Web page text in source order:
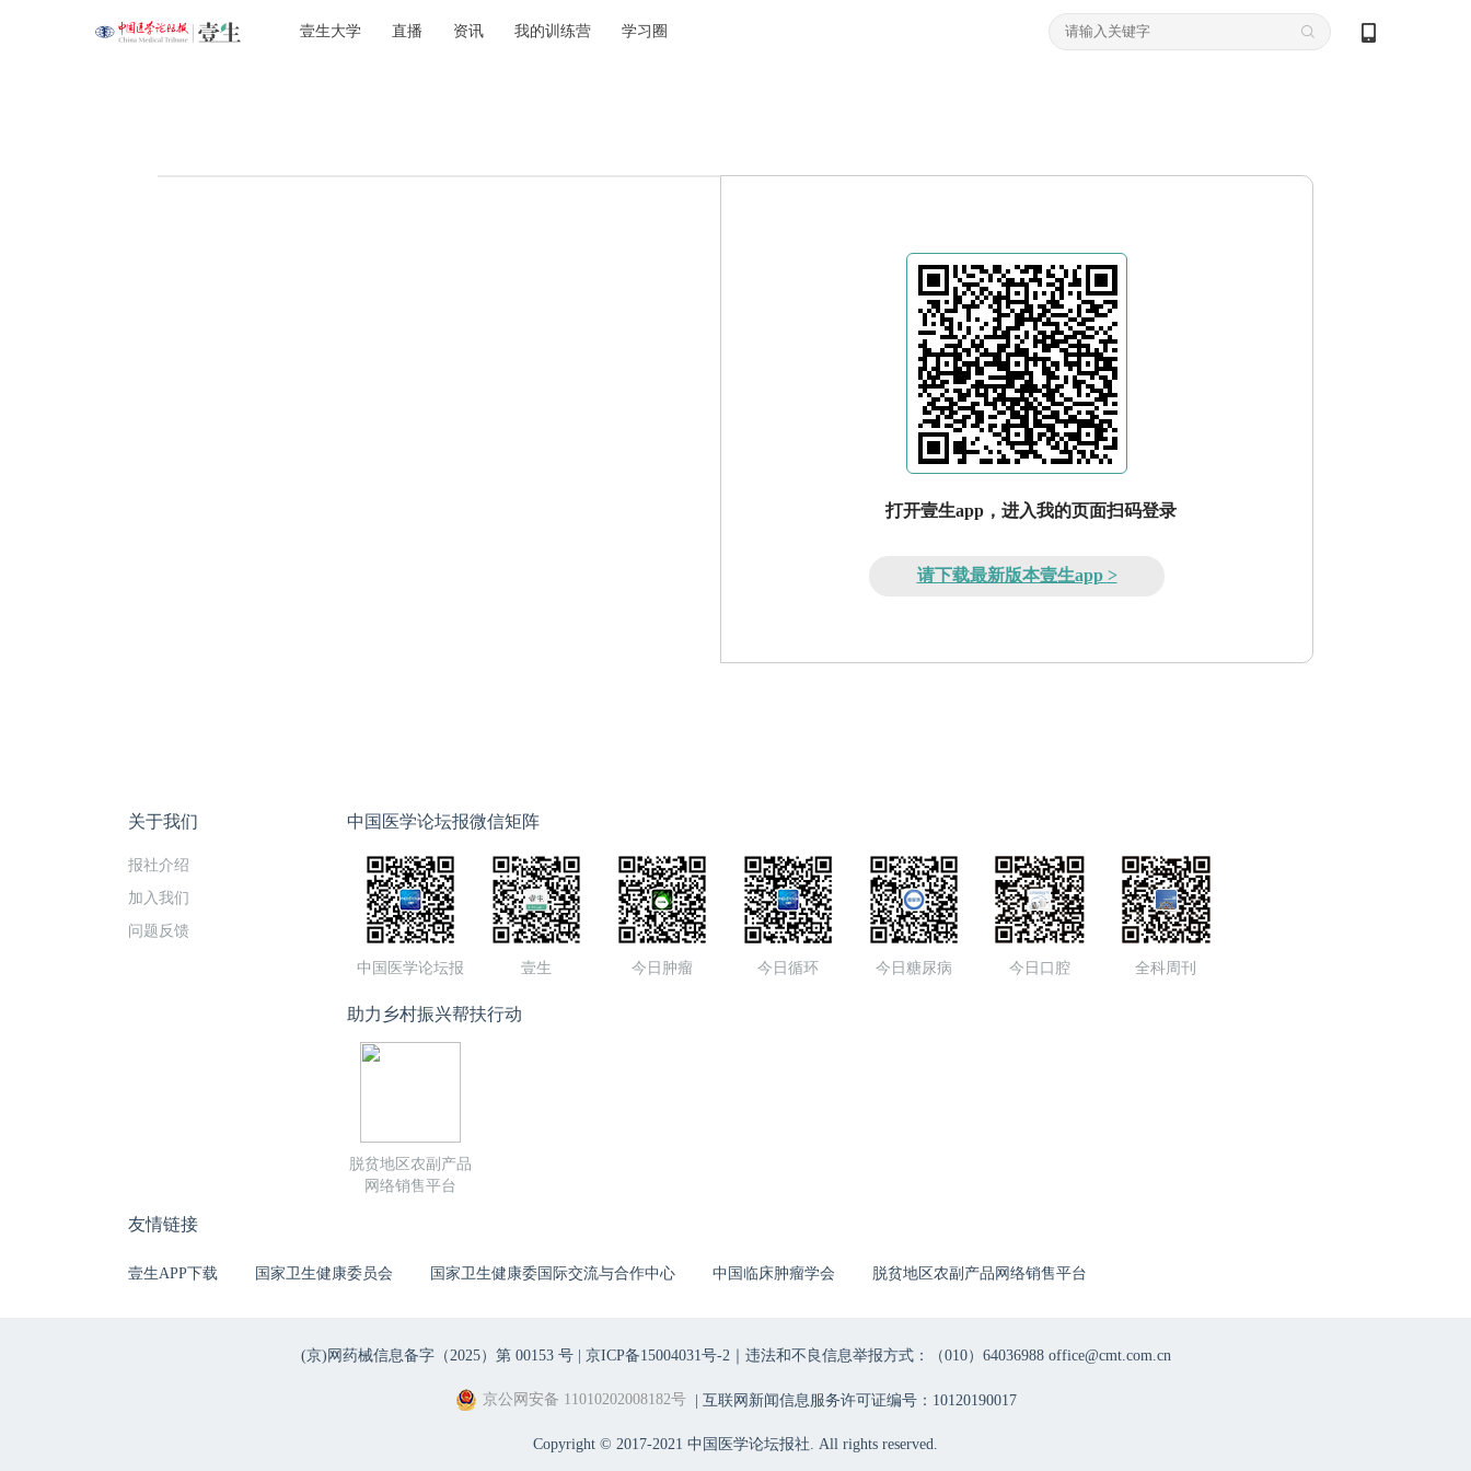
壹生大学 直播 资讯 我的训练营 学习圈
打开壹生app，进入我的页面扫码登录
请下载最新版本壹生app >
关于我们
报社介绍
加入我们
问题反馈
中国医学论坛报微信矩阵
中国医学论坛报 壹生 今日肿瘤 今日循环 今日糖尿病 今日口腔 全科周刊
助力乡村振兴帮扶行动
脱贫地区农副产品
网络销售平台
友情链接
壹生APP下载 国家卫生健康委员会 国家卫生健康委国际交流与合作中心 中国临床肿瘤学会 脱贫地区农副产品网络销售平台
(京)网药械信息备字（2025）第 00153 号 | 京ICP备15004031号-2｜违法和不良信息举报方式：（010）64036988 office@cmt.com.cn
京公网安备 11010202008182号| 互联网新闻信息服务许可证编号：10120190017
Copyright © 2017-2021 中国医学论坛报社. All rights reserved.